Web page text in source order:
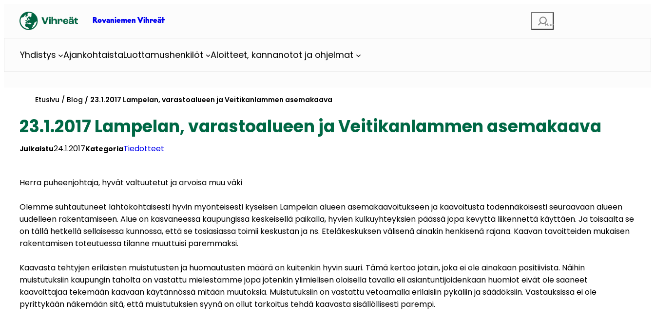
sisältöön
Rovaniemen Vihreät Etsi
Yhdistys AjankohtaistaLuottamushenkilöt Aloitteet, kannanotot ja ohjelmat
Etusivu Blog 23.1.2017 Lampelan, varastoalueen ja Veitikanlammen asemakaava
23.1.2017 Lampelan, varastoalueen ja Veitikanlammen asemakaava
Julkaistu24.1.2017KategoriaTiedotteet
Herra puheenjohtaja, hyvät valtuutetut ja arvoisa muu väki
Olemme suhtautuneet lähtökohtaisesti hyvin myönteisesti kyseisen Lampelan alueen asemakaavoitukseen ja kaavoitusta todennäköisesti seuraavaan alueen
uudelleen rakentamiseen. Alue on kasvaneessa kaupungissa keskeisellä paikalla, hyvien kulkuyhteyksien päässä jopa kevyttä liikennettä käyttäen. Ja toisaalta se
on tällä hetkellä sellaisessa kunnossa, että se tosiasiassa toimii keskustan ja ns. Eteläkeskuksen välisenä ainakin henkisenä rajana. Kaavan tavoitteiden mukaisen
rakentamisen toteutuessa tilanne muuttuisi paremmaksi.
Kaavasta tehtyjen erilaisten muistutusten ja huomautusten määrä on kuitenkin hyvin suuri. Tämä kertoo jotain, joka ei ole ainakaan positiivista. Näihin
muistutuksiin kaupungin taholta on vastattu mielestämme jopa jotenkin ylimielisen oloisella tavalla eli asiantuntijoidenkaan huomiot eivät ole saaneet
kaavoittajaa tekemään kaavaan käytännössä mitään muutoksia. Muistutuksiin on vastattu vetoamalla erilaisiin pykäliin ja säädöksiin. Vastauksissa ei ole
pyrittykään näkemään sitä, että muistutuksien syynä on ollut tarkoitus tehdä kaavasta sisällöllisesti parempi.